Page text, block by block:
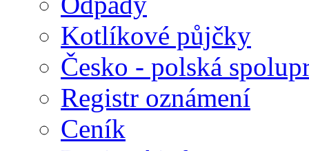
Kotlíkové půjčky
Česko - polská
Registr oznámení
Ceník